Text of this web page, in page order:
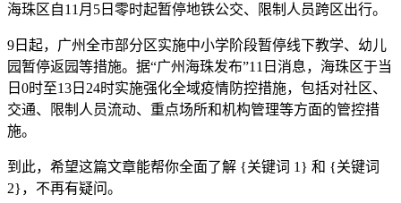
海珠区自11月5日零时起暂停地铁公交、限制人员跨区出行。
9日起，广州全市部分区实施中小学阶段暂停线下教学、幼儿
园暂停返园等措施。据“广州海珠发布”11日消息，海珠区于当
日0时至13日24时实施强化全域疫情防控措施，包括对社区、
交通、限制人员流动、重点场所和机构管理等方面的管控措
施。
到此，希望这篇文章能帮你全面了解 {关键词 1} 和 {关键词
2}，不再有疑问。